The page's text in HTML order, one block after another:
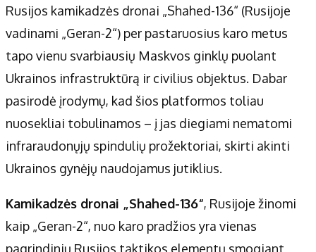
Redakcija
Apie mus
Autoriai
Kontaktai
Privatumo politika
Redakcijos politika
Receptai
Rusijos kamikadzės dronai „Shahed-136“ (Rusijoje
vadinami „Geran-2“) per pastaruosius karo metus
tapo vienu svarbiausių Maskvos ginklų puolant
Ukrainos infrastruktūrą ir civilius objektus. Dabar
pasirodė įrodymų, kad šios platformos toliau
nuosekliai tobulinamos – į jas diegiami nematomi
infraraudonųjų spindulių prožektoriai, skirti akinti
Ukrainos gynėjų naudojamus jutiklius.
Kamikadzės dronai „Shahed-136“, Rusijoje žinomi
kaip „Geran-2“, nuo karo pradžios yra vienas
pagrindinių Rusijos taktikos elementų smogiant